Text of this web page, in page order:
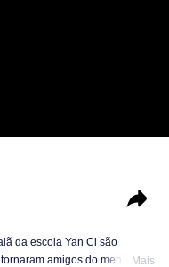
da escola Yan Ci são
amigos do meninoMais